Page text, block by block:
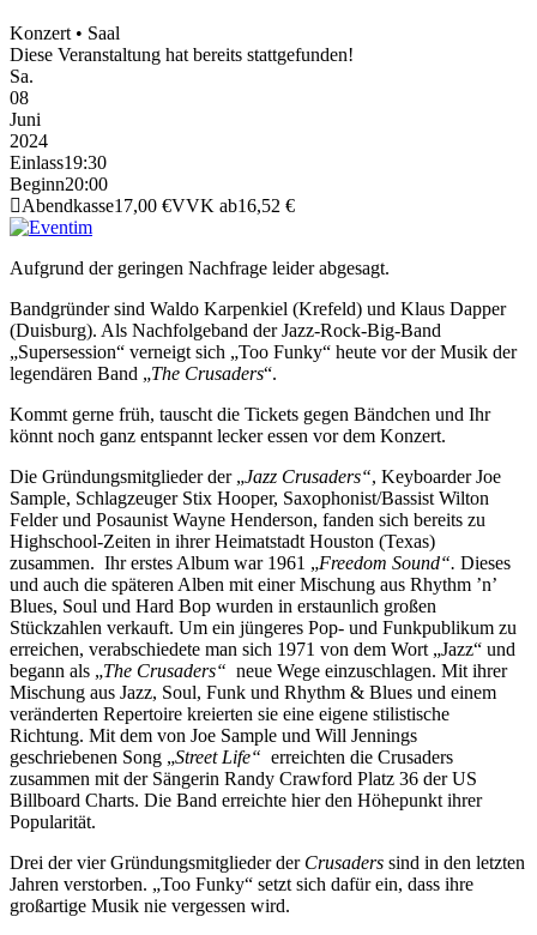
Konzert • Saal
Diese Veranstaltung hat bereits stattgefunden!
Sa.
08
Juni
2024
Einlass19:30
Beginn20:00
Abendkasse17,00 €VVK ab16,52 €
Aufgrund der geringen Nachfrage leider abgesagt.
Bandgründer sind Waldo Karpenkiel (Krefeld) und Klaus Dapper
(Duisburg). Als Nachfolgeband der Jazz-Rock-Big-Band
„Supersession“ verneigt sich „Too Funky“ heute vor der Musik der
legendären Band „The Crusaders“.
Kommt gerne früh, tauscht die Tickets gegen Bändchen und Ihr
könnt noch ganz entspannt lecker essen vor dem Konzert.
Die Gründungsmitglieder der „Jazz Crusaders“, Keyboarder Joe
Sample, Schlagzeuger Stix Hooper, Saxophonist/Bassist Wilton
Felder und Posaunist Wayne Henderson, fanden sich bereits zu
Highschool-Zeiten in ihrer Heimatstadt Houston (Texas)
zusammen. Ihr erstes Album war 1961 „Freedom Sound“. Dieses
und auch die späteren Alben mit einer Mischung aus Rhythm ’n’
Blues, Soul und Hard Bop wurden in erstaunlich großen
Stückzahlen verkauft. Um ein jüngeres Pop- und Funkpublikum zu
erreichen, verabschiedete man sich 1971 von dem Wort „Jazz“ und
begann als „The Crusaders“ neue Wege einzuschlagen. Mit ihrer
Mischung aus Jazz, Soul, Funk und Rhythm & Blues und einem
veränderten Repertoire kreierten sie eine eigene stilistische
Richtung. Mit dem von Joe Sample und Will Jennings
geschriebenen Song „Street Life“ erreichten die Crusaders
zusammen mit der Sängerin Randy Crawford Platz 36 der US
Billboard Charts. Die Band erreichte hier den Höhepunkt ihrer
Popularität.
Drei der vier Gründungsmitglieder der Crusaders sind in den letzten
Jahren verstorben. „Too Funky“ setzt sich dafür ein, dass ihre
großartige Musik nie vergessen wird.